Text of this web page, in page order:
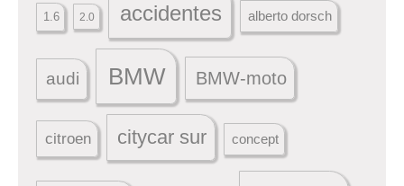
1.6 2.0 accidentes alberto dorsch
audi BMW BMW-moto
citroen citycar sur concept